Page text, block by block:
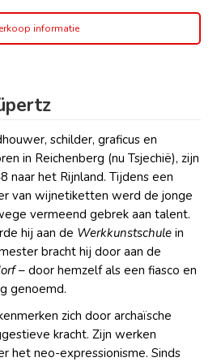
informatie
schilder, graficus en
in Reichenberg (nu Tsjechië), zijn
naar het Rijnland. Tijdens een
van wijnetiketten werd de jonge
vermeend gebrek aan talent.
hij aan de Werkkunstschule in
bracht hij door aan de
– door hemzelf als een fiasco en
genoemd.
zich door archaïsche
kracht. Zijn werken
het neo-expressionisme. Sinds